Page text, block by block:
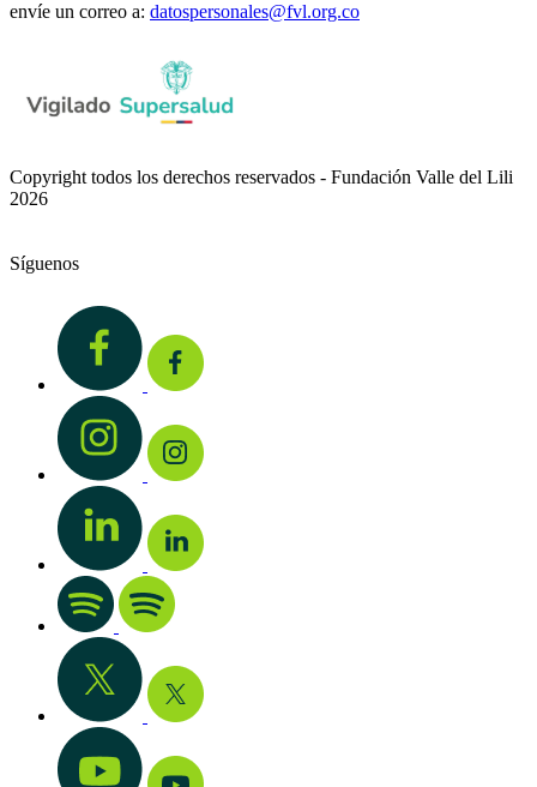
envíe un correo a: datospersonales@fvl.org.co
Copyright todos los derechos reservados - Fundación Valle del Lili
2026
Síguenos